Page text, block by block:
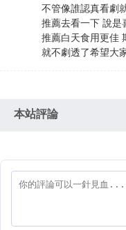
不管像誰認真看劇
推薦去看一下 說是
推薦白天食用更佳
就不劇透了希望大
本站評論